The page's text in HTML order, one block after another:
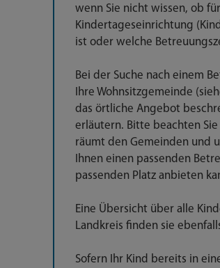
wenn Sie nicht wissen, ob
Kindertageseinrichtung
ist oder welche
Bei der Suche nach einem
Ihre Wohnsitzgemeinde
das örtliche Angebot
erläutern. Bitte beachten
räumt den Gemeinden und
Ihnen einen passenden
passenden Platz anbieten
Eine Übersicht über alle
Landkreis finden sie
Sofern Ihr Kind bereits in